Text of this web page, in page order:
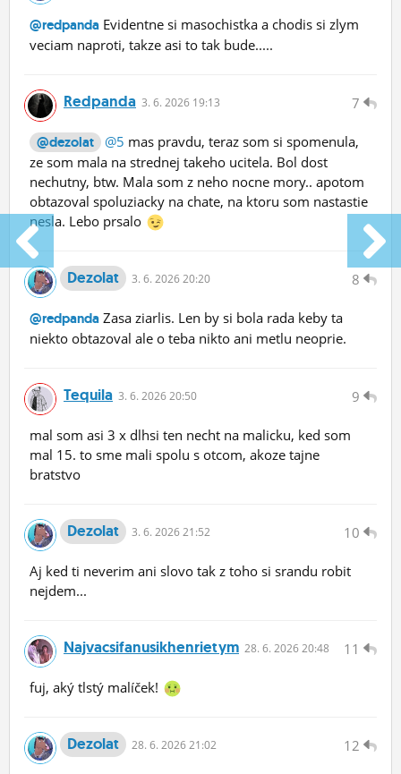
@redpanda Evidentne si masochistka a chodis si zlym
veciam naproti, takze asi to tak bude.....
7
Redpanda 3. 6. 2026 19:13
@dezolat @5 mas pravdu, teraz som si spomenula,
ze som mala na strednej takeho ucitela. Bol dost
nechutny, btw. Mala som z neho nocne mory.. apotom
obtazoval spoluziacky na chate, na ktoru som nastastie
nesla. Lebo prsalo
8
Dezolat 3. 6. 2026 20:20
@redpanda Zasa ziarlis. Len by si bola rada keby ta
niekto obtazoval ale o teba nikto ani metlu neoprie.
9
Tequila 3. 6. 2026 20:50
mal som asi 3 x dlhsi ten necht na malicku, ked som
mal 15. to sme mali spolu s otcom, akoze tajne
bratstvo
10
Dezolat 3. 6. 2026 21:52
Aj ked ti neverim ani slovo tak z toho si srandu robit
nejdem...
11
Najvacsifanusikhenrietym 28. 6. 2026 20:48
fuj, aký tlstý malíček!
12
Dezolat 28. 6. 2026 21:02